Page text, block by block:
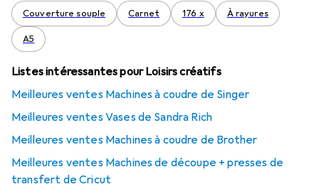
Couverture souple Carnet 176 x À rayures
A5
Listes intéressantes pour Loisirs créatifs
Meilleures ventes Machines à coudre de Singer
Meilleures ventes Vases de Sandra Rich
Meilleures ventes Machines à coudre de Brother
Meilleures ventes Machines de découpe + presses de
transfert de Cricut